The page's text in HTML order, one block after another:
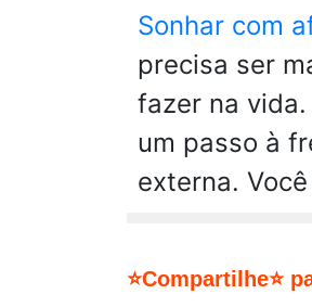
Sonhar com
precisa ser
fazer na
um passo à
externa.
⭐Compartilhe⭐